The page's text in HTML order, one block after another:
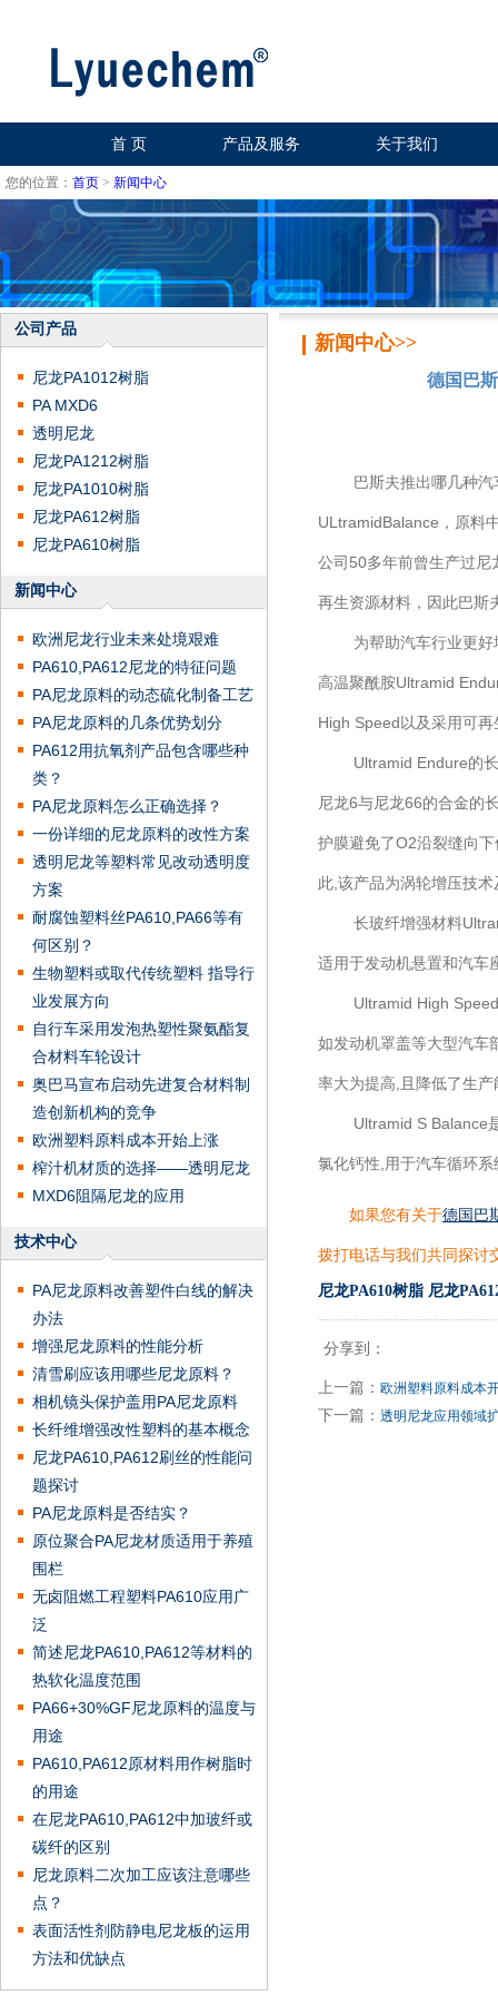
首 页 产品及服务 关于我们
您的位置： 首页 > 新闻中心
公司产品
尼龙PA1012树脂
PA MXD6
透明尼龙
尼龙PA1212树脂
尼龙PA1010树脂
尼龙PA612树脂
尼龙PA610树脂
新闻中心
欧洲尼龙行业未来处境艰难
PA610,PA612尼龙的特征问题
PA尼龙原料的动态硫化制备工艺
PA尼龙原料的几条优势划分
PA612用抗氧剂产品包含哪些种
类？
PA尼龙原料怎么正确选择？
一份详细的尼龙原料的改性方案
透明尼龙等塑料常见改动透明度
方案
耐腐蚀塑料丝PA610,PA66等有
何区别？
生物塑料或取代传统塑料 指导行
业发展方向
自行车采用发泡热塑性聚氨酯复
合材料车轮设计
奥巴马宣布启动先进复合材料制
造创新机构的竞争
欧洲塑料原料成本开始上涨
榨汁机材质的选择——透明尼龙
MXD6阻隔尼龙的应用
技术中心
PA尼龙原料改善塑件白线的解决
办法
增强尼龙原料的性能分析
清雪刷应该用哪些尼龙原料？
相机镜头保护盖用PA尼龙原料
长纤维增强改性塑料的基本概念
尼龙PA610,PA612刷丝的性能问
题探讨
PA尼龙原料是否结实？
原位聚合PA尼龙材质适用于养殖
围栏
无卤阻燃工程塑料PA610应用广
泛
简述尼龙PA610,PA612等材料的
热软化温度范围
PA66+30%GF尼龙原料的温度与
用途
PA610,PA612原材料用作树脂时
的用途
在尼龙PA610,PA612中加玻纤或
碳纤的区别
尼龙原料二次加工应该注意哪些
点？
表面活性剂防静电尼龙板的运用
方法和优缺点
新闻中心>>
德国巴
巴斯夫推出哪几种汽车
ULtramidBalance，原料
公司50多年前曾生产过尼
再生资源材料，因此巴斯
为帮助汽车行业更好地
高温聚酰胺Ultramid
High Speed以及采用可
Ultramid Endure的长
尼龙6与尼龙66的合金的
护膜避免了O2沿裂缝向
此,该产品为涡轮增压技
长玻纤增强材料
适用于发动机悬置和汽车
Ultramid High Speed
如发动机罩盖等大型汽车
率大为提高,且降低了生产
Ultramid S Balance是
氯化钙性,用于汽车循环
如果您有关于德国巴
拨打电话与我们共同探讨
尼龙PA610树脂 尼龙
分享到：
上一篇： 欧洲塑料原料成本
下一篇： 透明尼龙应用领域